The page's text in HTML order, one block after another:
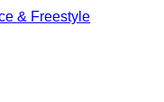
& Freestyle